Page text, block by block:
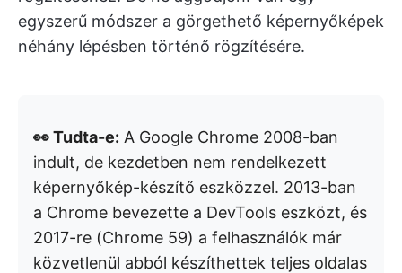
egyszerű módszer a görgethető képernyőképek
néhány lépésben történő rögzítésére.
👀 Tudta-e: A Google Chrome 2008-ban
indult, de kezdetben nem rendelkezett
képernyőkép-készítő eszközzel. 2013-ban
a Chrome bevezette a DevTools eszközt, és
2017-re (Chrome 59) a felhasználók már
közvetlenül abból készíthettek teljes oldalas